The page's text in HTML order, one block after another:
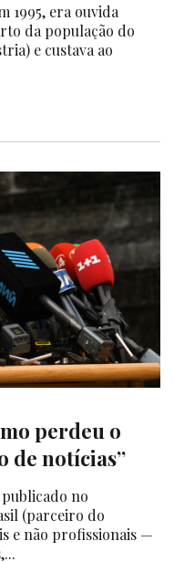
1995, era ouvida
da população do
e custava ao
perdeu o
de notícias”
no
(parceiro do
e não profissionais —